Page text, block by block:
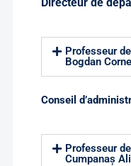
Professeur
Bogdan
Conseil
Professeur
Cumpanaș